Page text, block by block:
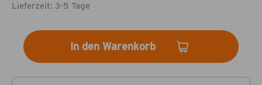
Lieferzeit: 3-5 Tage
In den Warenkorb